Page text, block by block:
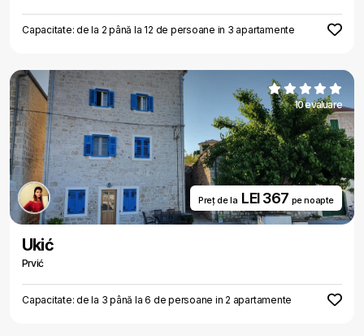
Capacitate: de la 2 până la 12 de persoane in 3 apartamente
10 evaluare
Preț de la LEI 367 pe noapte
Ukić
Prvić
Capacitate: de la 3 până la 6 de persoane in 2 apartamente